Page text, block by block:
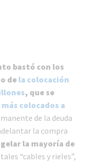
bastó con los
de la colocación
, que se
colocados a
de la deuda
la compra
la mayoría de
“cables y rieles”,